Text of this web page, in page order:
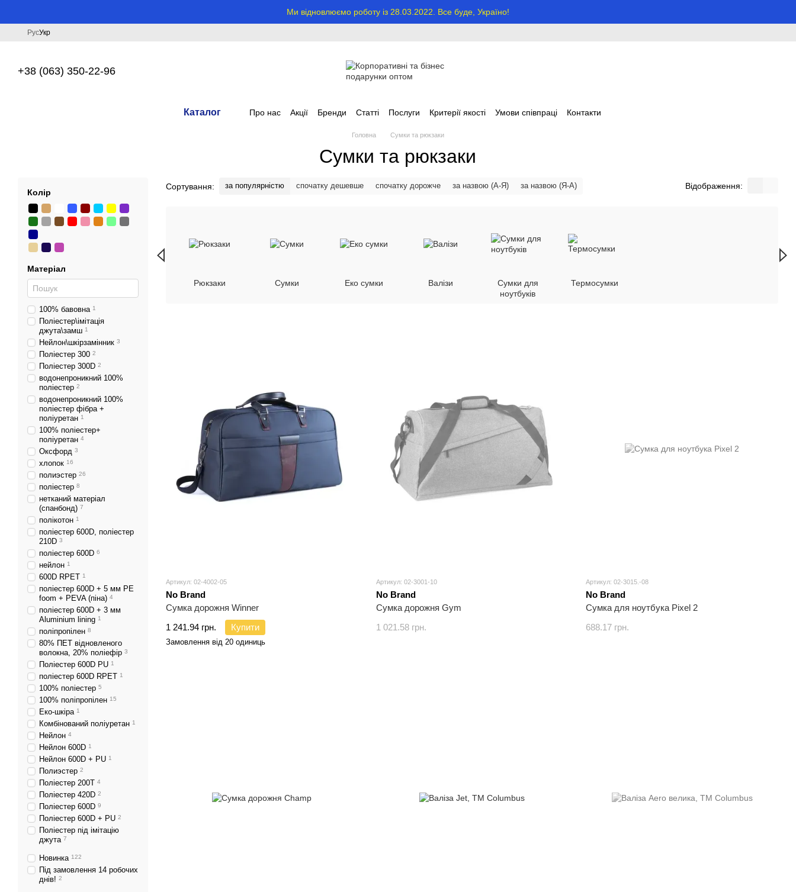
Ми відновлюємо роботу із 28.03.2022. Все буде, Україно!
РусУкр
+38 (063) 350-22-96
Каталог Про нас Акції Бренди Статті Послуги Критерії якості Умови співпраці Контакти
Головна Сумки та рюкзаки
Сумки та рюкзаки
Сортування: за популярністю спочатку дешевше спочатку дорожче за назвою (А-Я) за назвою (Я-А) Відображення:
Рюкзаки Сумки Еко сумки Валізи
Сумки для
ноутбуків
Термосумки
Артикул: 02-4002-05
No Brand
Сумка дорожня Winner
1 241.94 грн.
Купити
Замовлення від 20 одиниць
Артикул: 02-3001-10
No Brand
Сумка дорожня Gym
1 021.58 грн.
Артикул: 02-3015.-08
No Brand
Сумка для ноутбука Pixel 2
688.17 грн.
Колір
Матеріал
100% бавовна 1
Поліестер\імітація
джута\замш 1
Нейлон\шкірзамінник 3
Поліестер 300 2
Поліестер 300D 2
водонепроникний 100%
поліестер 2
водонепроникний 100%
поліестер фібра +
поліуретан 1
100% поліестер+
поліуретан 4
Оксфорд 3
хлопок 16
полиэстер 26
поліестер 8
нетканий матеріал
(спанбонд) 7
полікотон 1
поліестер 600D, поліестер
210D 3
поліестер 600D 6
нейлон 1
600D RPET 1
поліестер 600D + 5 мм PE
foom + PEVA (піна) 4
поліестер 600D + 3 мм
Aluminium lining 1
поліпропілен 8
80% ПЕТ відновленого
волокна, 20% поліефір 3
Поліестер 600D PU 1
поліестер 600D RPET 1
100% поліестер 5
100% поліпропілен 15
Еко-шкіра 1
Комбінований поліуретан 1
Нейлон 4
Нейлон 600D 1
Нейлон 600D + PU 1
Полиэстер 2
Поліестер 200T 4
Поліестер 420D 2
Поліестер 600D 9
Поліестер 600D + PU 2
Поліестер під імітацію
джута 7
Новинка 122
Під замовлення 14 робочих
днів! 2